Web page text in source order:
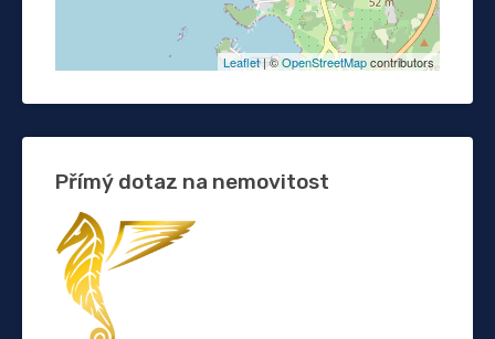
Leaflet| ©OpenStreetMapcontributors
Přímý dotaz na nemovitost